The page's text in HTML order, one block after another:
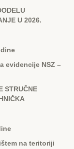
U 2026.
evidencije NSZ –
STRUČNЕ
na teritoriji